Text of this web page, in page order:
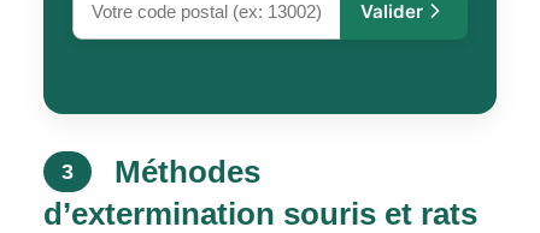
Valider
3
Méthodes
d’extermination souris et rats